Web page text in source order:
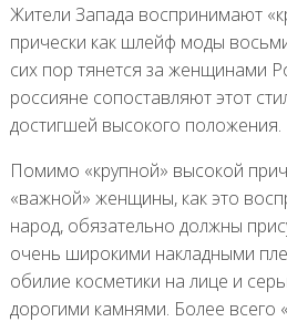
Жители Запада воспринимают
прически как шлейф моды
сих пор тянется за женщинами
россияне сопоставляют этот
достигшей высокого положения.
Помимо «крупной» высокой
«важной» женщины, как это
народ, обязательно должны
очень широкими накладными
обилие косметики на лице и
дорогими камнями. Более всего